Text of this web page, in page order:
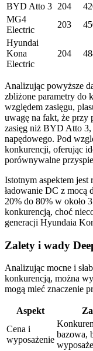
BYD Atto 3 204
MG4
Electric
203
Hyundai
Kona
Electric
204
Analizując powyższe
zbliżone parametry do
względem zasięgu,
uwagę na fakt, że przy
zasięg niż BYD Atto 3,
napędowego. Pod
konkurencji, oferując
porównywalne
Istotnym aspektem jest
ładowanie DC z mocą
20% do 80% w około
konkurencją, choć
generacji Hyundaia
Zalety i wady
Analizując mocne i
konkurencją, można
mogą mieć znaczenie
Aspekt
Cena i
wyposażenie
bazowa,